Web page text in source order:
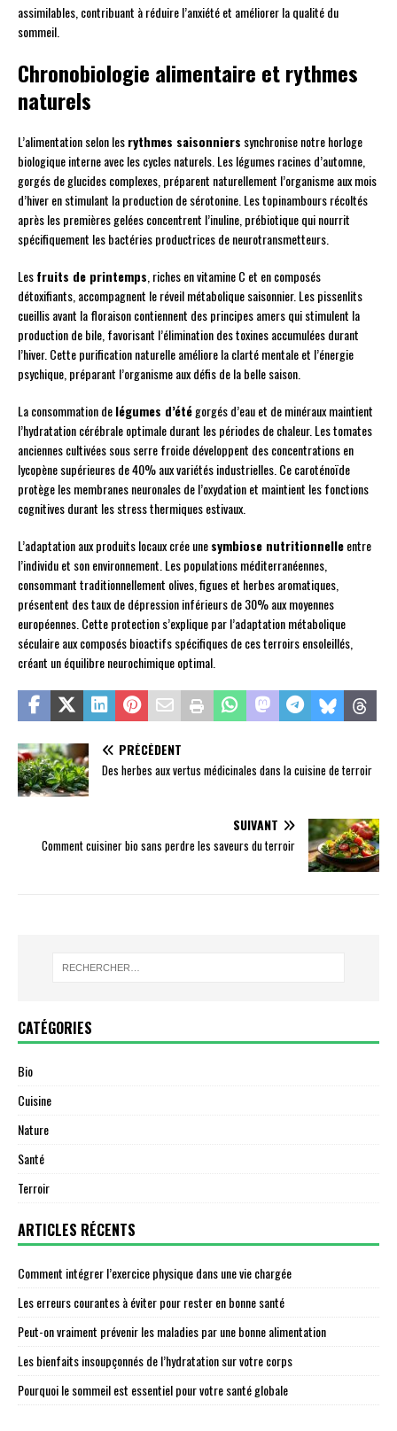
assimilables, contribuant à réduire l’anxiété et améliorer la qualité du
sommeil.
Chronobiologie alimentaire et rythmes
naturels
L’alimentation selon lesrythmes saisonniers synchronise notre horloge
biologique interne avec les cycles naturels. Les légumes racines d’automne,
gorgés de glucides complexes, préparent naturellement l’organisme aux mois
d’hiver en stimulant la production de sérotonine. Les topinambours récoltés
après les premières gelées concentrent l’inuline, prébiotique qui nourrit
spécifiquement les bactéries productrices de neurotransmetteurs.
Lesfruits de printemps , riches en vitamine C et en composés
détoxifiants, accompagnent le réveil métabolique saisonnier. Les pissenlits
cueillis avant la floraison contiennent des principes amers qui stimulent la
production de bile, favorisant l’élimination des toxines accumulées durant
l’hiver. Cette purification naturelle améliore la clarté mentale et l’énergie
psychique, préparant l’organisme aux défis de la belle saison.
La consommation delégumes d’étégorgés d’eau et de minéraux maintient
l’hydratation cérébrale optimale durant les périodes de chaleur. Les tomates
anciennes cultivées sous serre froide développent des concentrations en
lycopène supérieures de 40% aux variétés industrielles. Ce caroténoïde
protège les membranes neuronales de l’oxydation et maintient les fonctions
cognitives durant les stress thermiques estivaux.
L’adaptation aux produits locaux crée unesymbiose nutritionnelleentre
l’individu et son environnement. Les populations méditerranéennes,
consommant traditionnellement olives, figues et herbes aromatiques,
présentent des taux de dépression inférieurs de 30% aux moyennes
européennes. Cette protection s’explique par l’adaptation métabolique
séculaire aux composés bioactifs spécifiques de ces terroirs ensoleillés,
créant un équilibre neurochimique optimal.
PRÉCÉDENT
Des herbes aux vertus médicinales dans la cuisine de terroir
SUIVANT
Comment cuisiner bio sans perdre les saveurs du terroir
CATÉGORIES
Bio
Cuisine
Nature
Santé
Terroir
ARTICLES RÉCENTS
Comment intégrer l’exercice physique dans une vie chargée
Les erreurs courantes à éviter pour rester en bonne santé
Peut-on vraiment prévenir les maladies par une bonne alimentation
Les bienfaits insoupçonnés de l’hydratation sur votre corps
Pourquoi le sommeil est essentiel pour votre santé globale